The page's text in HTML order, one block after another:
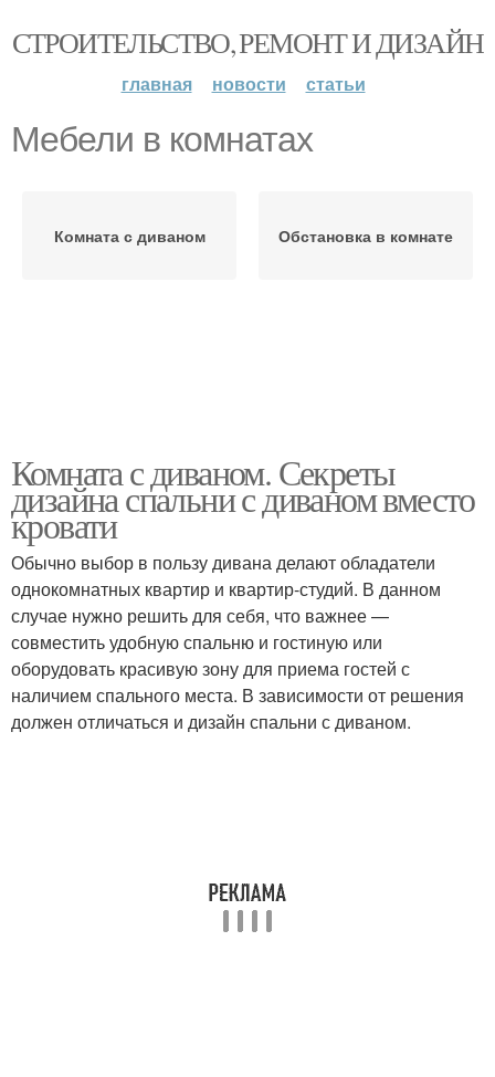
СТРОИТЕЛЬСТВО, РЕМОНТ И ДИЗАЙН
главная новости статьи
Мебели в комнатах
Комната с диваном Обстановка в комнате
Комната с диваном. Секреты
дизайна спальни с диваном вместо
кровати
Обычно выбор в пользу дивана делают обладатели
однокомнатных квартир и квартир-студий. В данном
случае нужно решить для себя, что важнее —
совместить удобную спальню и гостиную или
оборудовать красивую зону для приема гостей с
наличием спального места. В зависимости от решения
должен отличаться и дизайн спальни с диваном.